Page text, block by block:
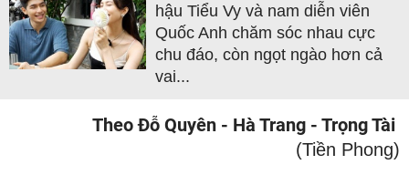
hậu Tiểu Vy và nam diễn viên
Quốc Anh chăm sóc nhau cực
chu đáo, còn ngọt ngào hơn cả
vai...
Theo Đỗ Quyên - Hà Trang - Trọng Tài
(Tiền Phong)